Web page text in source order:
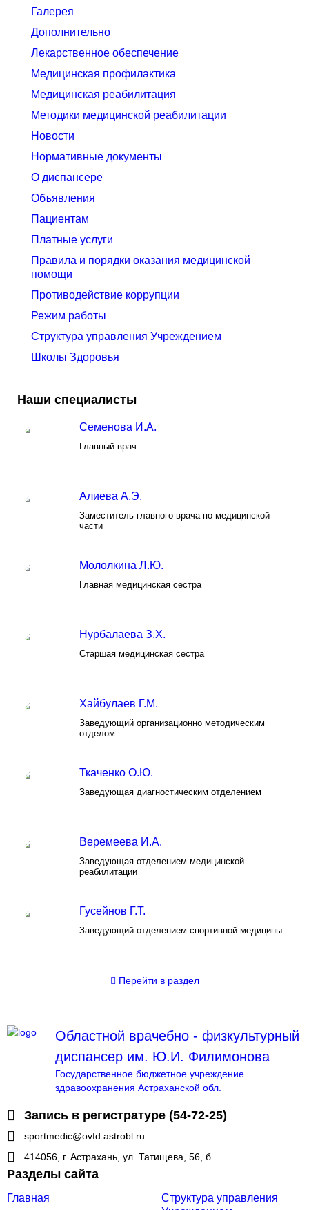
Галерея
Дополнительно
Лекарственное обеспечение
Медицинская профилактика
Медицинская реабилитация
Методики медицинской реабилитации
Новости
Нормативные документы
О диспансере
Объявления
Пациентам
Платные услуги
Правила и порядки оказания медицинской
помощи
Противодействие коррупции
Режим работы
Структура управления Учреждением
Школы Здоровья
Наши специалисты
Семенова И.А.
Главный врач
Алиева А.Э.
Заместитель главного врача по медицинской
части
Мололкина Л.Ю.
Главная медицинская сестра
Нурбалаева З.Х.
Старшая медицинская сестра
Хайбулаев Г.М.
Заведующий организационно методическим
отделом
Ткаченко О.Ю.
Заведующая диагностическим отделением
Веремеева И.А.
Заведующая отделением медицинской
реабилитации
Гусейнов Г.Т.
Заведующий отделением спортивной медицины
Перейти в раздел
Областной врачебно - физкультурный
диспансер им. Ю.И. Филимонова
Государственное бюджетное учреждение
здравоохранения Астраханской обл.
Запись в регистратуре (54-72-25)
sportmedic@ovfd.astrobl.ru
414056, г. Астрахань, ул. Татищева, 56, б
Разделы сайта
Главная
Структура управления